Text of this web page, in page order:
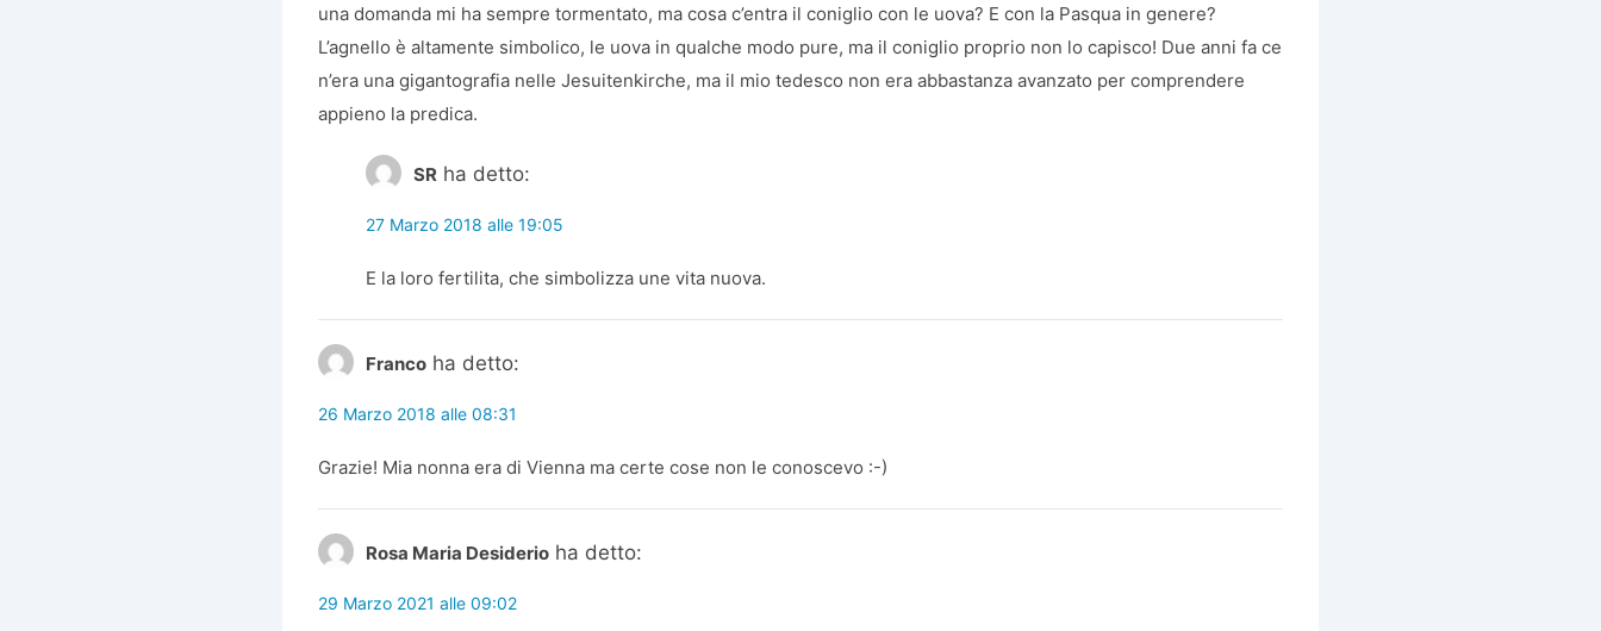
una domanda mi ha sempre tormentato, ma cosa c’entra il coniglio con le uova? E con la Pasqua in genere?
L’agnello è altamente simbolico, le uova in qualche modo pure, ma il coniglio proprio non lo capisco! Due anni fa ce
n’era una gigantografia nelle Jesuitenkirche, ma il mio tedesco non era abbastanza avanzato per comprendere
appieno la predica.
SR ha detto:
27 Marzo 2018 alle 19:05
E la loro fertilita, che simbolizza une vita nuova.
Franco ha detto:
26 Marzo 2018 alle 08:31
Grazie! Mia nonna era di Vienna ma certe cose non le conoscevo :-)
Rosa Maria Desiderio ha detto:
29 Marzo 2021 alle 09:02